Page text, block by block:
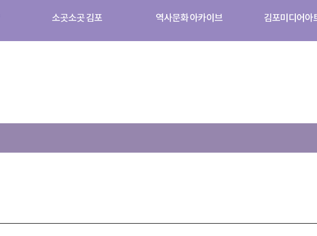
소곳소곳 김포 역사문화 아카이브 김포미디어아